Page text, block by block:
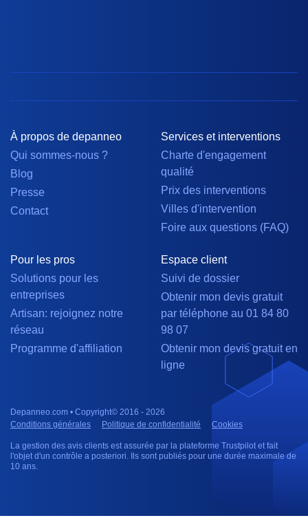
À propos de depanneo
Qui sommes-nous ?
Blog
Presse
Contact
Services et interventions
Charte d'engagement
qualité
Prix des interventions
Villes d'intervention
Foire aux questions (FAQ)
Pour les pros
Solutions pour les
entreprises
Artisan: rejoignez notre
réseau
Programme d'affiliation
Espace client
Suivi de dossier
Obtenir mon devis gratuit
par téléphone au 01 84 80
98 07
Obtenir mon devis gratuit en
ligne
Depanneo.com • Copyright© 2016 - 2026
Conditions générales
Politique de confidentialité Cookies
La gestion des avis clients est assurée par la plateforme Trustpilot et fait
l'objet d'un contrôle a posteriori. Ils sont publiés pour une durée maximale de
10 ans.